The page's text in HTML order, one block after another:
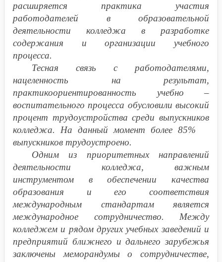
расширяется практика участия
работодателей в образовательной
деятельности колледжа в разработке
содержания и организации учебного
процесса.
Тесная связь с работодателями,
нацеленность на результат,
практикоориентированность учебно –
воспитательного процесса обусловили высокий
процент трудоустройства среди выпускников
колледжа. На данный момент более 85%
выпускников трудоустроено.
Одним из приоритетных направлений
деятельности колледжа, важным
инструментом в обеспечении качества
образования и его соответствия
международным стандартам является
международное сотрудничество. Между
колледжем и рядом других учебных заведений и
предприятий ближнего и дальнего зарубежья
заключены меморандумы о сотрудничестве,